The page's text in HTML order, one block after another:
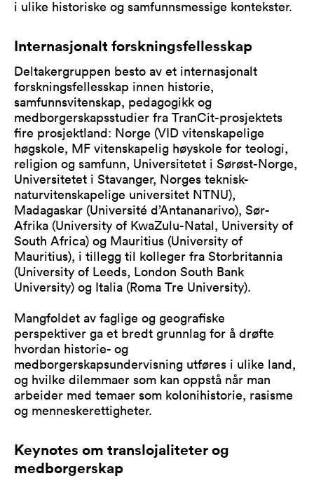
i ulike historiske og samfunnsmessige kontekster.
Internasjonalt forskningsfellesskap
Deltakergruppen besto av et internasjonalt
forskningsfellesskap innen historie,
samfunnsvitenskap, pedagogikk og
medborgerskapsstudier fra TranCit-prosjektets
fire prosjektland: Norge (VID vitenskapelige
høgskole, MF vitenskapelig høyskole for teologi,
religion og samfunn, Universitetet i Sørøst-Norge,
Universitetet i Stavanger, Norges teknisk-
naturvitenskapelige universitet NTNU),
Madagaskar (Université d’Antananarivo), Sør-
Afrika (University of KwaZulu-Natal, University of
South Africa) og Mauritius (University of
Mauritius), i tillegg til kolleger fra Storbritannia
(University of Leeds, London South Bank
University) og Italia (Roma Tre University).
Mangfoldet av faglige og geografiske
perspektiver ga et bredt grunnlag for å drøfte
hvordan historie- og
medborgerskapsundervisning utføres i ulike land,
og hvilke dilemmaer som kan oppstå når man
arbeider med temaer som kolonihistorie, rasisme
og menneskerettigheter.
Keynotes om translojaliteter og
medborgerskap